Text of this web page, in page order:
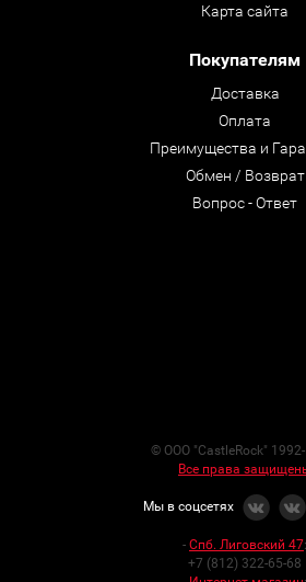
Карта сайта
Покупателям
Доставка
Оплата
Преимущества и
Обмен / Возврат
Вопрос - Ответ
© ООО "CastleRock"
Все права
Мы в соцсетях
- Спб. Лиговский 47:
+7 (812) 322-65-68